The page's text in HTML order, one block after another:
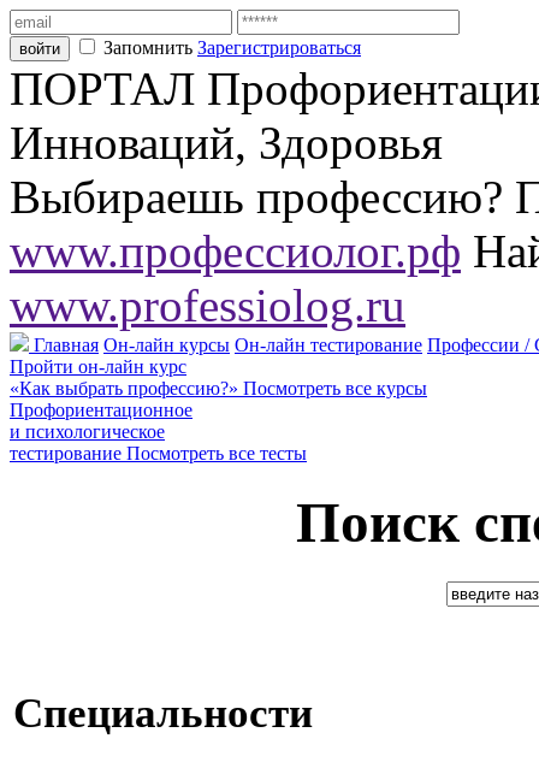
Запомнить Зарегистрироваться
ПОРТАЛ
Инноваций, Здоровья
Выбираешь профессию?
www.профессиолог.рф
www.professiolog.ru
Главная Он-лайн курсы Он-лайн тестирование Профессии /
Пройти он-лайн курс
«Как выбрать профессию?» Посмотреть все курсы
Профориентационное
и психологическое
тестирование Посмотреть все тесты
Поиск
Специальности